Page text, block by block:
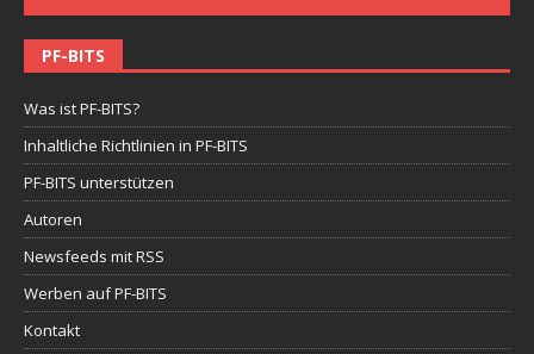
PF-BITS
Was ist PF-BITS?
Inhaltliche Richtlinien in PF-BITS
PF-BITS unterstützen
Autoren
Newsfeeds mit RSS
Werben auf PF-BITS
Kontakt